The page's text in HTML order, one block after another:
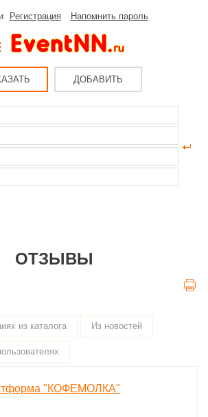
Регистрация Напомнить пароль
ДОБАВИТЬ
ОТЗЫВЫ
из каталога Из новостей
"КОФЕМОЛКА"